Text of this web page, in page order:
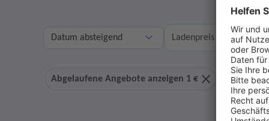
Ladenpreis
Abgelaufene Angebote anzeigen 1 € Ohne